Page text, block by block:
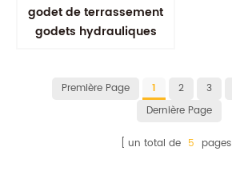
godet de terrassement
godets hydrauliques
Première Page 1 2 3
Dernière Page
un total de 5 pages